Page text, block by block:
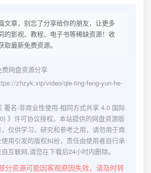
文章，别忘了分享给你的朋友，让更多
的影视、教程、电子书等稀缺资源！收
取最新免费资源。
费网盘资源分享
zhzyk.vip/video/qie-ting-feng-yun-he-
署名-非商业性使用-相同方式共享 4.0 国际
》许可协议授权。本站提供的网盘资源版
仅供学习、研究和参考之用，请勿用于商
用引发的版权纠纷，责任由使用者自行承
互联网,请您在下载后24小时内删除。
分资源可能因客观原因失效，请及时转